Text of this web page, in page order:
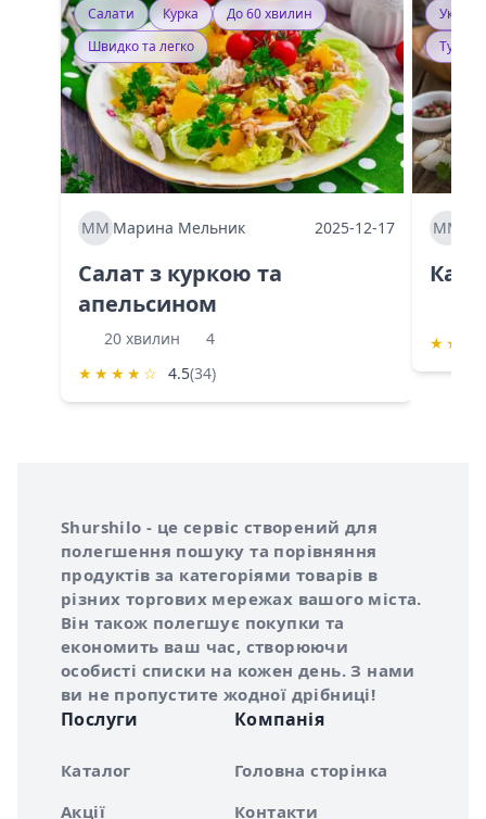
Салати Курка
До 60 хвилин
Швидко та легко
ММ Марина Мельник 2025-12-17
Салат з куркою та
апельсином
20 хвилин
4
★ ★ ★ ★ ☆ 4.5(34)
ММ
★ ★
Про сервіс Shurshilo
Shurshilo - це сервіс створений для
полегшення пошуку та порівняння
продуктів за категоріями товарів в
різних торгових мережах вашого міста.
Він також полегшує покупки та
економить ваш час, створюючи
особисті списки на кожен день. З нами
ви не пропустите жодної дрібниці!
Послуги
Каталог
Акції
Компанія
Головна сторінка
Контакти